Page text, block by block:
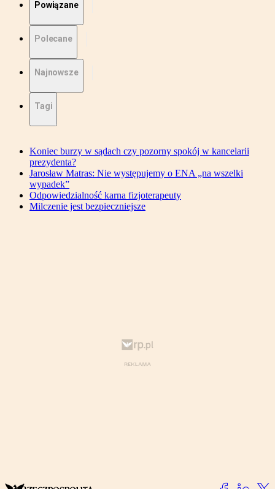
Powiązane
Polecane
Najnowsze
Tagi
Koniec burzy w sądach czy pozorny spokój w kancelarii
prezydenta?
Jarosław Matras: Nie występujemy o ENA „na wszelki
wypadek”
Odpowiedzialność karna fizjoterapeuty
Milczenie jest bezpieczniejsze